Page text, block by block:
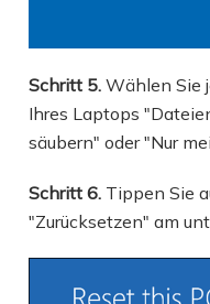
Schritt 5. Wählen Sie
Ihres Laptops
säubern" oder "Nur
Schritt 6. Tippen Sie
"Zurücksetzen" am